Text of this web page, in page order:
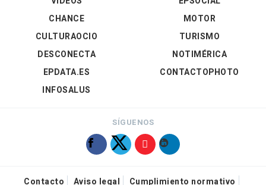
CHANCE
CULTURAOCIO
DESCONECTA
EPDATA.ES
INFOSALUS
MOTOR
TURISMO
NOTIMÉRICA
CONTACTOPHOTO
SÍGUENOS
Contacto Aviso legal Cumplimiento normativo